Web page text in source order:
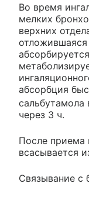
Во время
мелких
верхних
отложившаяся
абсорбция
сальбутамола
через 3 ч.
После приема
всасывается
Связывание с